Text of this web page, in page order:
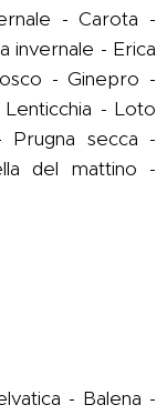
- Carota -
invernale - Erica
- Ginepro -
Lenticchia - Loto
Prugna secca -
del mattino -
- Balena -